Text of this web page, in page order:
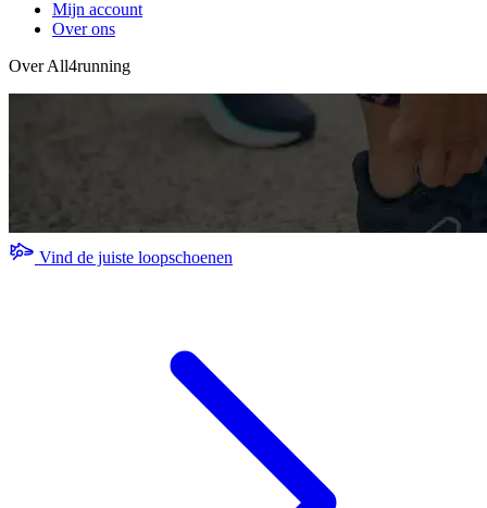
Mijn account
Over ons
Over All4running
Vind de juiste loopschoenen